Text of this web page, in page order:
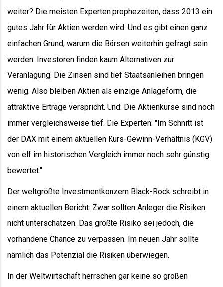
weiter? Die meisten Experten prophezeiten, dass 2013 ein
gutes Jahr für Aktien werden wird. Und es gibt einen ganz
einfachen Grund, warum die Börsen weiterhin gefragt sein
werden: Investoren finden kaum Alternativen zur
Veranlagung. Die Zinsen sind tief Staatsanleihen bringen
wenig. Also bleiben Aktien als einzige Anlageform, die
attraktive Erträge verspricht. Und: Die Aktienkurse sind noch
immer vergleichsweise tief. Die Experten: "Im Schnitt ist
der DAX mit einem aktuellen Kurs-Gewinn-Verhältnis (KGV)
von elf im historischen Vergleich immer noch sehr günstig
bewertet."
Der weltgrößte Investmentkonzern Black-Rock schreibt in
einem aktuellen Bericht: Zwar sollten Anleger die Risiken
nicht unterschätzen. Das größte Risiko sei jedoch, die
vorhandene Chance zu verpassen. Im neuen Jahr sollte
nämlich das Potenzial die Risiken überwiegen.
In der Weltwirtschaft herrschen gar keine so großen